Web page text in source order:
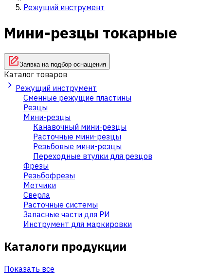
Режущий инструмент
Мини-резцы токарные
Заявка на подбор оснащения
Каталог товаров
Режущий инструмент
Сменные режущие пластины
Резцы
Мини-резцы
Канавочный мини-резцы
Расточные мини-резцы
Резьбовые мини-резцы
Переходные втулки для резцов
Фрезы
Резьбофрезы
Метчики
Сверла
Расточные системы
Запасные части для РИ
Инструмент для маркировки
Каталоги продукции
Показать все